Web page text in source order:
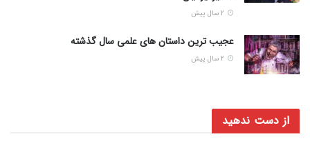
عجیب ترین داستان های علمی سال گذشته
از دست ندهید